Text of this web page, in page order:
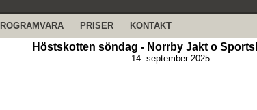
PRISER KONTAKT
Höstskotten söndag - Norrby Jakt o
14. september 2025